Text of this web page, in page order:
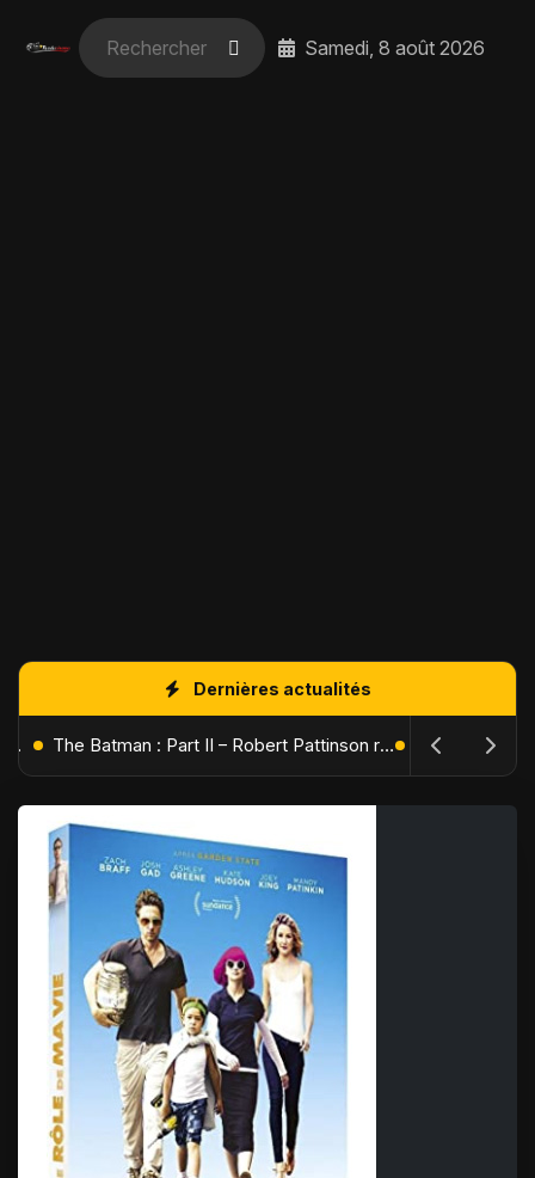
Samedi, 8 août 2026
Dernières actualités
L'Âge de Glace : Le Réveil du Volcan – Manny, Sid et Diego de retour pour une aventure explosive The Batman : Part II – Robert Pattinson replonge dans les ténèbres de Gotham dès octobre 2027